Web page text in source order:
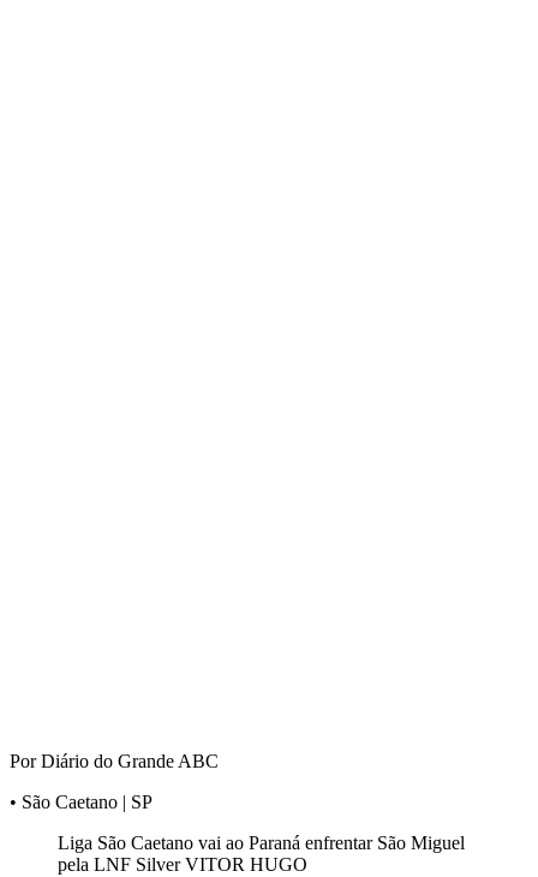
Por Diário do Grande ABC
• São Caetano | SP
Liga São Caetano vai ao Paraná enfrentar São Miguel
pela LNF Silver VITOR HUGO